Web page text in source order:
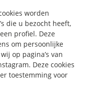
worden
die u bezocht heeft,
profiel. Deze
om persoonlijke
op pagina’s van
Deze cookies
toestemming voor